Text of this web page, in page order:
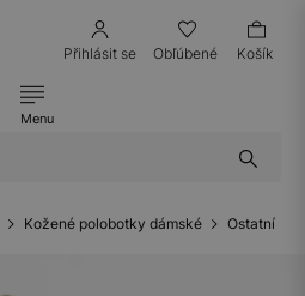
Přihlásit se Obľúbené Košík
Menu
Kožené polobotky dámské Ostatní